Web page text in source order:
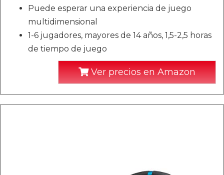
Puede esperar una experiencia de juego
multidimensional
1-6 jugadores, mayores de 14 años, 1,5-2,5 horas
de tiempo de juego
Ver precios en Amazon